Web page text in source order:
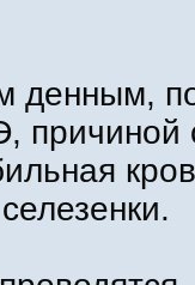
денным,
причиной